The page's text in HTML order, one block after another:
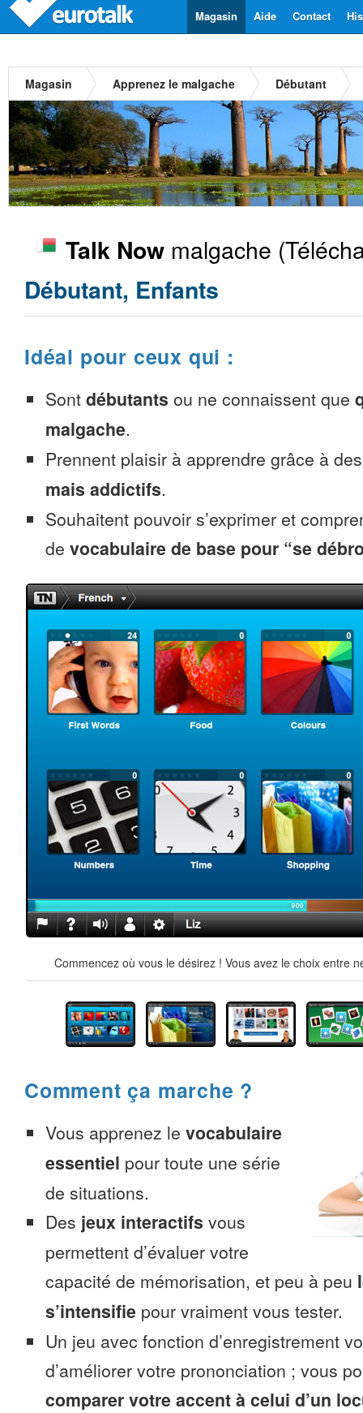
Contact
Aide
Magasin
Magasin Apprenez le malgache Débutant
Talk Now malgache
Débutant, Enfants
Idéal pour ceux qui :
Sont débutants ou ne connaissent que
malgache.
Prennent plaisir à apprendre grâce à
mais addictifs.
Souhaitent pouvoir s’exprimer et
de vocabulaire de base pour “se
Commencez où vous le désirez ! Vous avez le choix entre
Comment ça marche ?
Vous apprenez le vocabulaire
essentiel pour toute une série
de situations.
Des jeux interactifs vous
permettent d’évaluer votre
capacité de mémorisation, et peu à peu
s’intensifie pour vraiment vous tester.
Un jeu avec fonction d’enregistrement
d’améliorer votre prononciation ; vous
comparer votre accent à celui d’un